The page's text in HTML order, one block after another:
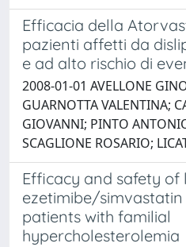
Efficacia della
pazienti affetti da
e ad alto rischio di
2008-01-01 AVELLONE
GUARNOTTA VALENTINA;
GIOVANNI; PINTO
SCAGLIONE ROSARIO;
Efficacy and safety
ezetimibe/
patients with familial
hypercholesterolemia